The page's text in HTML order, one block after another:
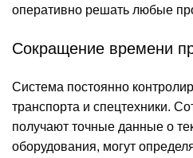
оперативно решать любые
Сокращение времени
Система постоянно
транспорта и спецтехники.
получают точные данные о
оборудования, могут